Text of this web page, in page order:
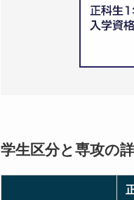
学生区分と専攻の